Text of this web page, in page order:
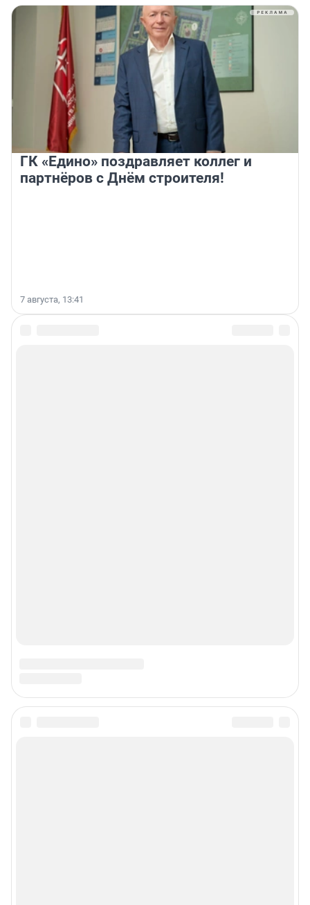
ГК «Едино» поздравляет коллег и
партнёров с Днём строителя!
7 августа, 13:41